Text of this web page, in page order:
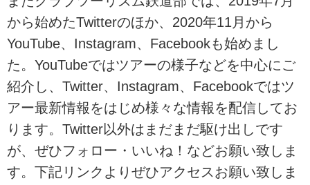
から始めたTwitterのほか、2020年11月から
YouTube、Instagram、Facebookも始めまし
た。YouTubeではツアーの様子などを中心にご
紹介し、Twitter、Instagram、Facebookではツ
アー最新情報をはじめ様々な情報を配信してお
ります。Twitter以外はまだまだ駆け出しです
が、ぜひフォロー・いいね！などお願い致しま
す。下記リンクよりぜひアクセスお願い致しま